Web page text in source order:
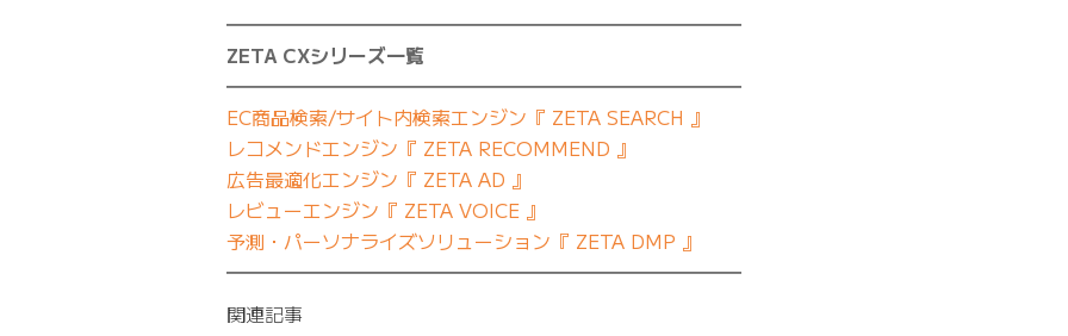
━━━━━━━━━━━━━━━━━━━━━━━━━━━
ZETA CXシリーズ一覧
━━━━━━━━━━━━━━━━━━━━━━━━━━━
EC商品検索/サイト内検索エンジン『 ZETA SEARCH 』
レコメンドエンジン『 ZETA RECOMMEND 』
広告最適化エンジン『 ZETA AD 』
レビューエンジン『 ZETA VOICE 』
予測・パーソナライズソリューション『 ZETA DMP 』
━━━━━━━━━━━━━━━━━━━━━━━━━━━
関連記事